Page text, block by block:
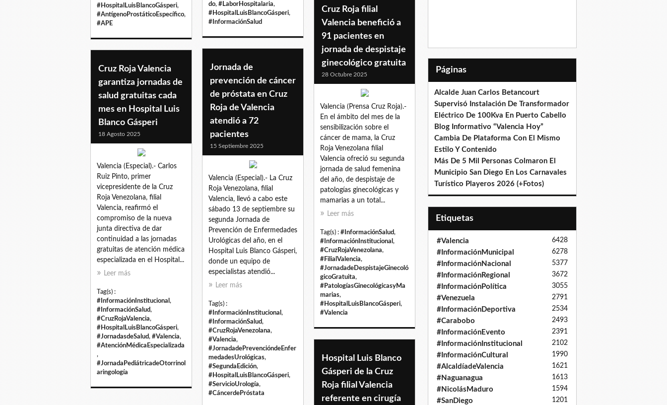
#HospitalLuisBlancoGásperi,
#AntígenoProstáticoEspecífico,
#APE
do, #LaborHospitalaria,
#HospitalLuisBlancoGásperi,
#InformaciónSalud
Cruz Roja filial
Valencia benefició a
91 pacientes en
jornada de despistaje
ginecológico gratuita
28 Octubre 2025
Valencia (Prensa Cruz Roja).-
En el ámbito del mes de la
sensibilización sobre el
cáncer de mama, la Cruz
Roja Venezolana filial
Valencia ofreció su segunda
jornada de salud femenina
del año, de despistaje de
patologías ginecológicas y
mamarias a un total...
Leer más
Tag(s) : #InformaciónSalud,
#InformaciónInstitucional ,
#CruzRojaVenezolana,
#FilialValencia,
#JornadadeDespistajeGinecoló
gicoGratuita,
#PatologíasGinecológicasyMa
marias,
#HospitalLuisBlancoGásperi,
#Valencia
Jornada de
prevención de cáncer
de próstata en Cruz
Roja de Valencia
atendió a 72
pacientes
15 Septiembre 2025
Valencia (Especial).- La Cruz
Roja Venezolana, filial
Valencia, llevó a cabo este
sábado 13 de septiembre su
segunda Jornada de
Prevención de Enfermedades
Urológicas del año, en el
Hospital Luis Blanco Gásperi,
donde un equipo de
especialistas atendió...
Leer más
Tag(s) :
#InformaciónInstitucional ,
#InformaciónSalud,
#CruzRojaVenezolana,
#Valencia,
#JornadadePrevencióndeEnfer
medadesUrológicas,
#SegundaEdición,
#HospitalLuisBlancoGásperi,
#ServicioUrología,
#CáncerdePróstata
Cruz Roja Valencia
garantiza jornadas de
salud gratuitas cada
mes en Hospital Luis
Blanco Gásperi
18 Agosto 2025
Valencia (Especial).- Carlos
Ruiz Pinto, primer
vicepresidente de la Cruz
Roja Venezolana, filial
Valencia, reafirmó el
compromiso de la nueva
junta directiva de dar
continuidad a las jornadas
gratuitas de atención médica
especializada en el Hospital...
Leer más
Tag(s) :
#InformaciónInstitucional ,
#InformaciónSalud,
#CruzRojaValencia,
#HospitalLuisBlancoGásperi,
#JornadasdeSalud, #Valencia,
#AtenciónMédicaEspecializada
,
#JornadaPediátricadeOtorrinol
aringología
Hospital Luis Blanco
Gásperi de la Cruz
Roja filial Valencia
referente en cirugía
Páginas
Alcalde Juan Carlos Betancourt
Supervisó Instalación De Transformador
Eléctrico De 100Kva En Puerto Cabello
Blog Informativo “Valencia Hoy”
Cambia De Plataforma Con El Mismo
Estilo Y Contenido
Más De 5 Mil Personas Colmaron El
Municipio San Diego En Los Carnavales
Turístico Playeros 2026 (+Fotos)
Etiquetas
#Valencia 6428
#InformaciónMunicipal 6278
#InformaciónNacional 5377
#InformaciónRegional 3672
#InformaciónPolítica 3055
#Venezuela 2791
#InformaciónDeportiva 2534
#Carabobo 2493
#InformaciónEvento 2391
#InformaciónInstitucional 2102
#InformaciónCultural 1990
#AlcaldíadeValencia 1621
#Naguanagua 1613
#NicolásMaduro 1594
#SanDiego 1201